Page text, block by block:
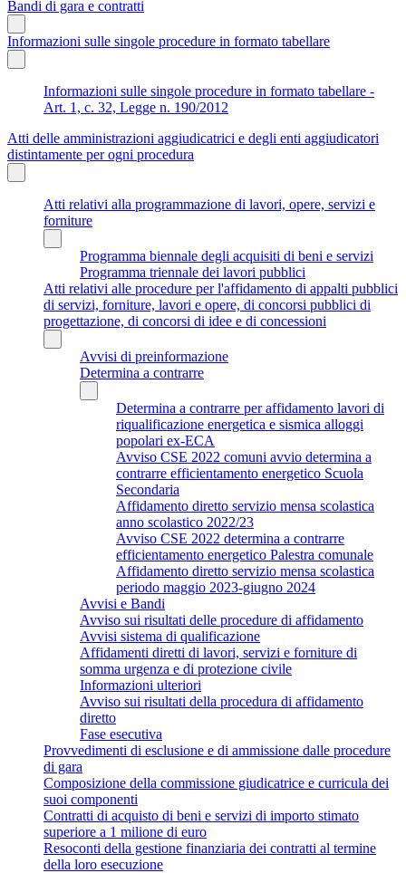
Bandi di gara e contratti
Informazioni sulle singole procedure in formato tabellare
Informazioni sulle singole procedure in formato tabellare -
Art. 1, c. 32, Legge n. 190/2012
Atti delle amministrazioni aggiudicatrici e degli enti aggiudicatori
distintamente per ogni procedura
Atti relativi alla programmazione di lavori, opere, servizi e
forniture
Programma biennale degli acquisiti di beni e servizi
Programma triennale dei lavori pubblici
Atti relativi alle procedure per l'affidamento di appalti pubblici
di servizi, forniture, lavori e opere, di concorsi pubblici di
progettazione, di concorsi di idee e di concessioni
Avvisi di preinformazione
Determina a contrarre
Determina a contrarre per affidamento lavori di
riqualificazione energetica e sismica alloggi
popolari ex-ECA
Avviso CSE 2022 comuni avvio determina a
contrarre efficientamento energetico Scuola
Secondaria
Affidamento diretto servizio mensa scolastica
anno scolastico 2022/23
Avviso CSE 2022 determina a contrarre
efficientamento energetico Palestra comunale
Affidamento diretto servizio mensa scolastica
periodo maggio 2023-giugno 2024
Avvisi e Bandi
Avviso sui risultati delle procedure di affidamento
Avvisi sistema di qualificazione
Affidamenti diretti di lavori, servizi e forniture di
somma urgenza e di protezione civile
Informazioni ulteriori
Avviso sui risultati della procedura di affidamento
diretto
Fase esecutiva
Provvedimenti di esclusione e di ammissione dalle procedure
di gara
Composizione della commissione giudicatrice e curricula dei
suoi componenti
Contratti di acquisto di beni e servizi di importo stimato
superiore a 1 milione di euro
Resoconti della gestione finanziaria dei contratti al termine
della loro esecuzione